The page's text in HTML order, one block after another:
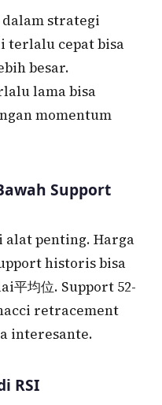
strategi
terlalu cepat bisa
besar.
lama bisa
momentum
Support
penting. Harga
historis bisa
均位. Support 52-
retracement
interesante.
RSI